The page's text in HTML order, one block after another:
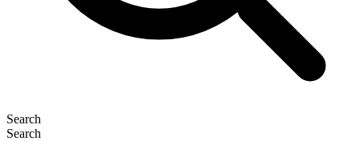
Search
Search